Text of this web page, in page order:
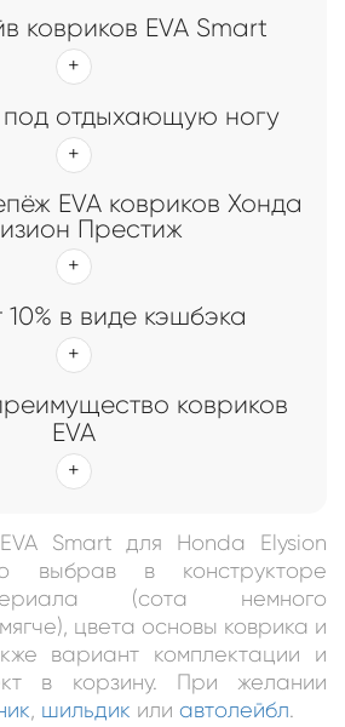
ковриков EVA Smart
отдыхающую ногу
EVA ковриков Хонда
Престиж
10% в виде кэшбэка
ковриков
EVA
Smart для Honda Elysion
выбрав в конструкторе
(сота немного
цвета основы коврика и
вариант комплектации и
в корзину. При желании
шильдик или автолейбл.